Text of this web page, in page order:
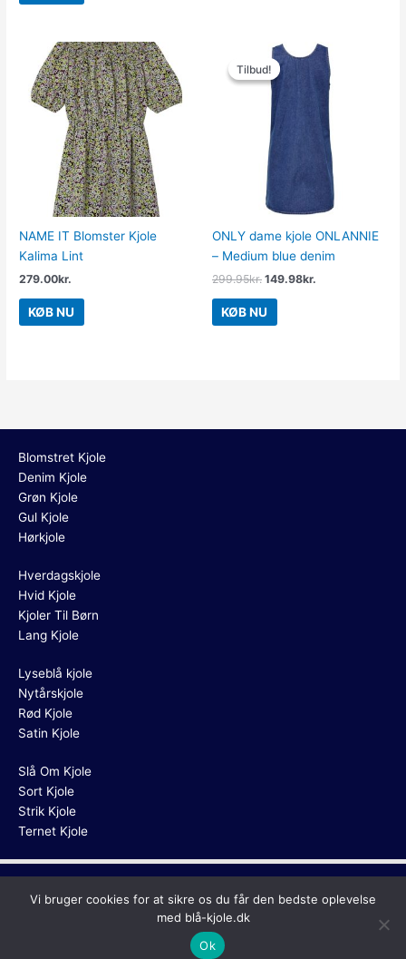
NAME IT Blomster Kjole
Kalima Lint
279.00kr.
KØB NU
Tilbud!
Tilbud!
ONLY dame kjole ONLANNIE
– Medium blue denim
299.95kr.
Den
oprindelige
pris
var:
299.95kr..
149.98kr.
Den
aktuelle
pris
er:
KØB NU
Blomstret Kjole
Denim Kjole
Grøn Kjole
Gul Kjole
Hørkjole
Hverdagskjole
Hvid Kjole
Kjoler Til Børn
Lang Kjole
Lyseblå kjole
Nytårskjole
Rød Kjole
Satin Kjole
Slå Om Kjole
Sort Kjole
Strik Kjole
Ternet Kjole
Copyright © 2026 Blå Kjole
Vi bruger cookies for at sikre os du får den bedste oplevelse
med blå-kjole.dk
Ok